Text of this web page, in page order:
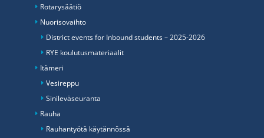
Rotarysäätiö
Nuorisovaihto
District events for Inbound students – 2025-2026
RYE koulutusmateriaalit
Itämeri
Vesireppu
Sinileväseuranta
Rauha
Rauhantyötä käytännössä